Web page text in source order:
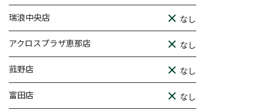
瑞浪中央店 なし
アクロスプラザ恵那店 なし
菰野店 なし
富田店 なし